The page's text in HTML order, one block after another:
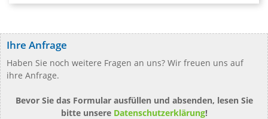
Ihre Anfrage
Haben Sie noch weitere Fragen an uns? Wir freuen uns auf
ihre Anfrage.
Bevor Sie das Formular ausfüllen und absenden, lesen Sie
bitte unsere Datenschutzerklärung!